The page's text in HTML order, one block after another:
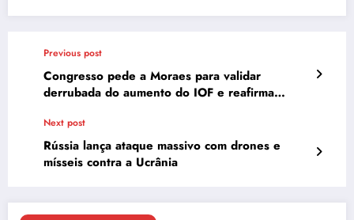
Previous post
Congresso pede a Moraes para validar
derrubada do aumento do IOF e reafirma
Next post
Rússia lança ataque massivo com drones e
mísseis contra a Ucrânia